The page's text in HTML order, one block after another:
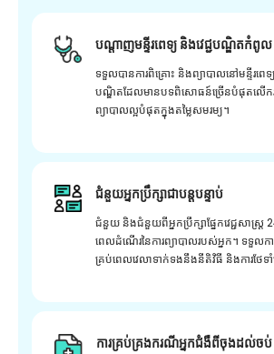
បណ្តាញមន្ទីរពេទ្យ និងវេជ្ជបណ្ឌិតកំពូល
ទទួលបានការពិគ្រោះ និងព្យាបាលនៅមន្ទីរពេទ្យ
បណ្ឌិតដែលមានបទពិសោធន៍ច្រើនបំផុតលើក
ព្យាបាលល្អបំផុតក្នុងតម្លៃសមរម្យ។
ជំនួយអ្នកប្រឹក្សាជាបន្តបន្ទាប់
ជំនួយ និងជំនួយពីអ្នកប្រឹក្សាផ្នែកវេជ្ជសាស្រ្ត
ពេលដំណើរនៃការព្យាបាលរបស់អ្នក។ ទទួល
គ្រប់ពេលវេលាទាក់ទងនឹងនីតិវិធី និងការថែទ
ការគ្រប់គ្រងករណីអ្នកជំងឺពីចុងដល់ចប់